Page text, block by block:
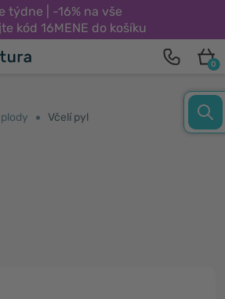
týdne | -16% na vše
kód 16MENE do košíku
0
Včelí pyl